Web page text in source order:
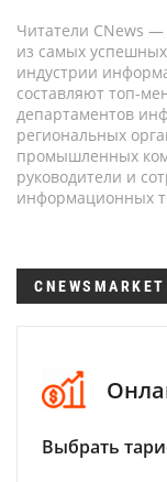
Читатели CNews —
из самых
индустрии
составляют топ-
департаментов
региональных
промышленных
руководители и
информационных
CNEWSMARKET
Выбрать